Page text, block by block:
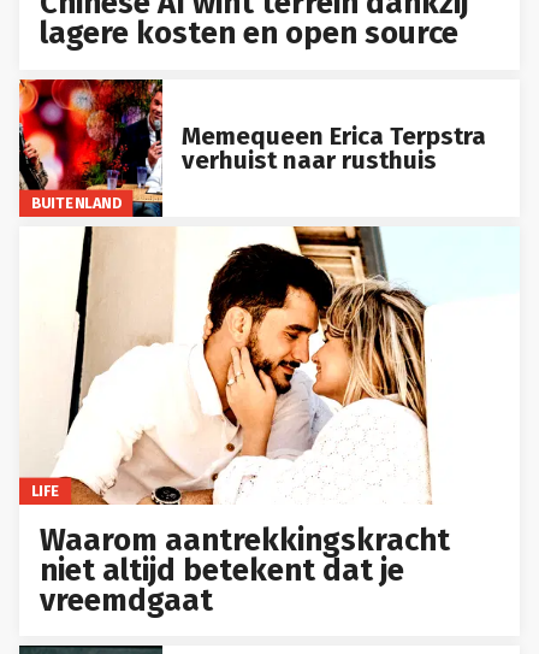
lagere kosten en open source
BUITENLAND
Memequeen Erica Terpstra
verhuist naar rusthuis
LIFE
Waarom aantrekkingskracht
niet altijd betekent dat je
vreemdgaat